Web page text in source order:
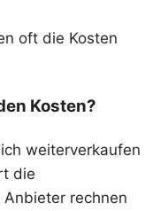
oft die Kosten
Kosten?
weiterverkaufen
die
rechnen